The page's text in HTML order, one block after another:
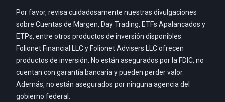
Por favor, revisa cuidadosamente nuestras divulgaciones
sobre Cuentas de Margen, Day Trading, ETFs Apalancados y
ETPs, entre otros productos de inversión disponibles.
Folionet Financial LLC y Folionet Advisers LLC ofrecen
productos de inversión. No están asegurados por la FDIC, no
cuentan con garantía bancaria y pueden perder valor.
Además, no están asegurados por ninguna agencia del
gobierno federal.